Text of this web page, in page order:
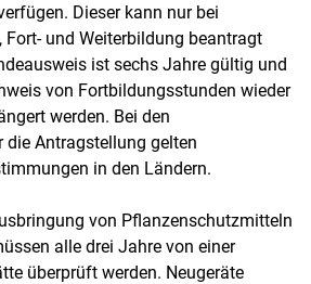
Dieser kann nur bei
Fort- und Weiterbildung beantragt
ist sechs Jahre gültig und
von Fortbildungsstunden wieder
werden. Bei den
die Antragstellung gelten
in den Ländern.
von Pflanzenschutzmitteln
alle drei Jahre von einer
überprüft werden. Neugeräte